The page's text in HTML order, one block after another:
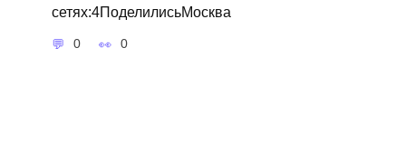
сетях:4ПоделилисьМосква
0 0